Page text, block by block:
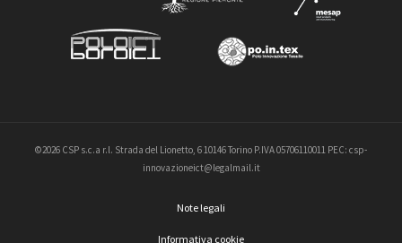
©2026 CSP s.c.a r.l. Strada del Lionetto, 6 10146 Torino P.IVA 05706110011 PEC: csp-
innovazioneict@legalmail.it
Note legali
Informativa cookie